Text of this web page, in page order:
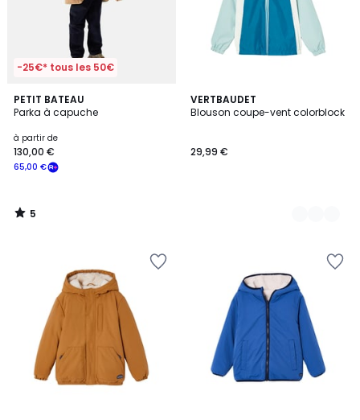
-25€* tous les 50€
PETIT BATEAU
Parka à capuche
à partir de
65,00 €
130,00 €
5
/
5
/
VERTBAUDET
Blouson coupe-vent colorblock
29,99 €
2
Couleurs